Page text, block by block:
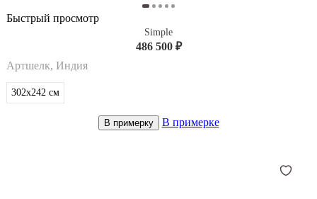
Быстрый просмотр
Simple
486 500 ₽
Артшелк, Индия
302x242 см
В примерку В примерке